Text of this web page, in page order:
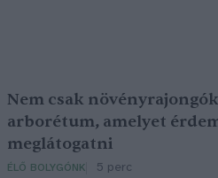
Nem csak
arborétum, amelyet
meglátogatni
ÉLŐ BOLYGÓNK 5 perc